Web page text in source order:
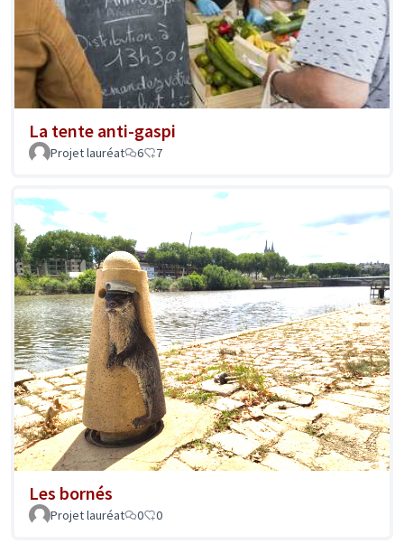
La tente anti-gaspi
Projet lauréat 6 7
Les bornés
Projet lauréat 0 0